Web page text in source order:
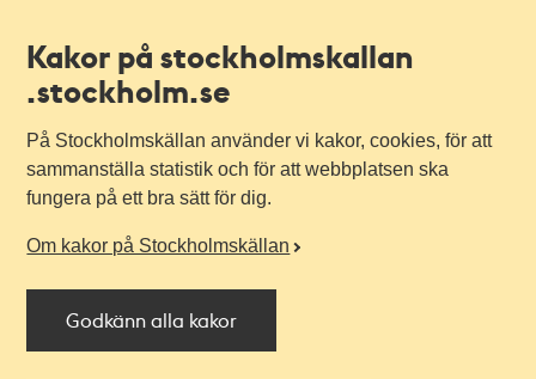
Kakor på stockholmskallan
.stockholm.se
På Stockholmskällan använder vi kakor, cookies, för att
sammanställa statistik och för att webbplatsen ska
fungera på ett bra sätt för dig.
Om kakor på Stockholmskällan
Godkänn alla kakor